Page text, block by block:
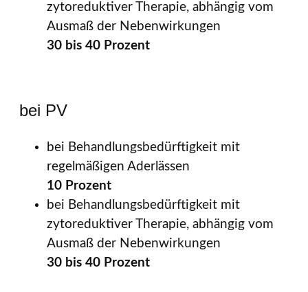
zytoreduktiver Therapie, abhängig vom
Ausmaß der Nebenwirkungen
30 bis 40 Prozent
bei PV
bei Behandlungsbedürftigkeit mit
regelmäßigen Aderlässen
10 Prozent
bei Behandlungsbedürftigkeit mit
zytoreduktiver Therapie, abhängig vom
Ausmaß der Nebenwirkungen
30 bis 40 Prozent